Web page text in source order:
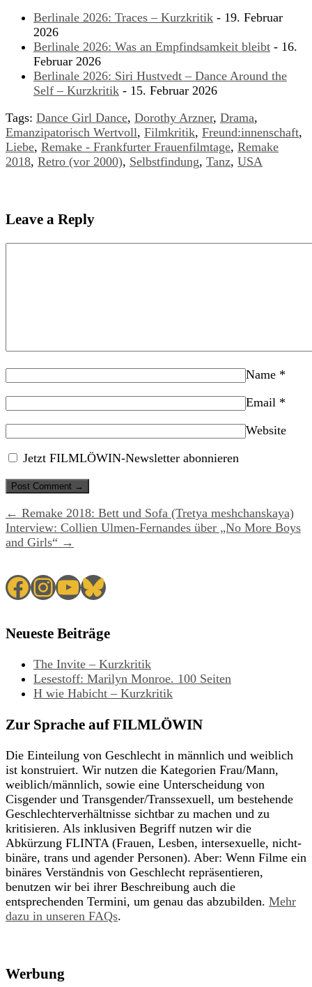
Berlinale 2026: Traces – Kurzkritik - 19. Februar
2026
Berlinale 2026: Was an Empfindsamkeit bleibt - 16.
Februar 2026
Berlinale 2026: Siri Hustvedt – Dance Around the
Self – Kurzkritik - 15. Februar 2026
Tags: Dance Girl Dance, Dorothy Arzner, Drama,
Emanzipatorisch Wertvoll, Filmkritik, Freund:innenschaft,
Liebe, Remake - Frankfurter Frauenfilmtage, Remake
2018, Retro (vor 2000), Selbstfindung, Tanz, USA
Leave a Reply
Name *
Email *
Website
Jetzt FILMLÖWIN-Newsletter abonnieren
← Remake 2018: Bett und Sofa (Tretya meshchanskaya)
Interview: Collien Ulmen-Fernandes über „No More Boys
and Girls“ →
Facebook
Instagram
YouTube
Bluesky
Neueste Beiträge
The Invite – Kurzkritik
Lesestoff: Marilyn Monroe. 100 Seiten
H wie Habicht – Kurzkritik
Zur Sprache auf FILMLÖWIN
Die Einteilung von Geschlecht in männlich und weiblich
ist konstruiert. Wir nutzen die Kategorien Frau/Mann,
weiblich/männlich, sowie eine Unterscheidung von
Cisgender und Transgender/Transsexuell, um bestehende
Geschlechterverhältnisse sichtbar zu machen und zu
kritisieren. Als inklusiven Begriff nutzen wir die
Abkürzung FLINTA (Frauen, Lesben, intersexuelle, nicht-
binäre, trans und agender Personen). Aber: Wenn Filme ein
binäres Verständnis von Geschlecht repräsentieren,
benutzen wir bei ihrer Beschreibung auch die
entsprechenden Termini, um genau das abzubilden. Mehr
dazu in unseren FAQs.
Werbung